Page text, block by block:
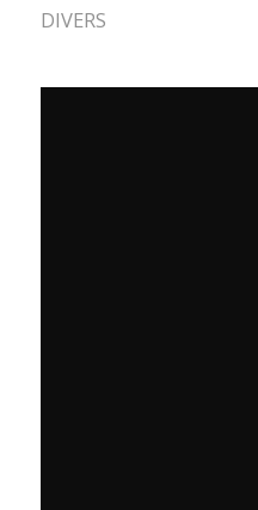
DIVERS